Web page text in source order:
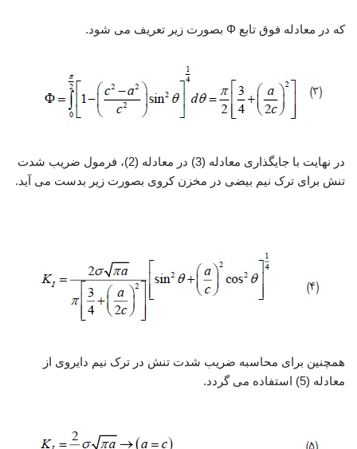
که در معادله فوق تابع Φ بصورت زیر تعریف می شود.
در نهایت با جایگذاری معادله (3) در معادله (2)، فرمول ضریب شدت
تنش برای ترک نیم بیضی در مخزن کروی بصورت زیر بدست می آید.
همچنین برای محاسبه ضریب شدت تنش در ترک نیم دایروی از
معادله (5) استفاده می گردد.